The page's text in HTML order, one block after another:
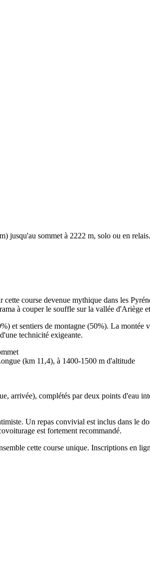
jusqu'au sommet à 2222 m, solo ou en relais.
course devenue mythique dans les
à couper le souffle sur la vallée d'Ariège
et sentiers de montagne (50%). La montée
technicité exigeante.
(km 11,4), à 1400-1500 m d'altitude
arrivée), complétés par deux points d'eau
Un repas convivial est inclus dans le
est fortement recommandé.
cette course unique. Inscriptions en